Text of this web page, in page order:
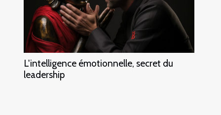
L'intelligence émotionnelle, secret du
leadership